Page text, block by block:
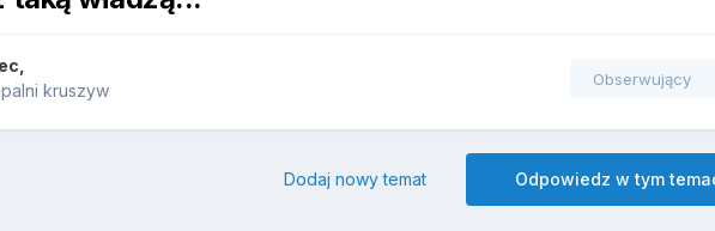
kruszyw
Obserwujący
Odpowiedz w tym
Dodaj nowy temat